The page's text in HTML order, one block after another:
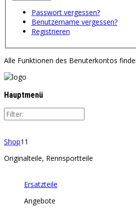
Passwort vergessen?
Benutzername vergessen?
Registrieren
Alle Funktionen des Benuterkontos
Hauptmenü
Shop11
Originalteile, Rennsportteile
Ersatzteile
Angebote